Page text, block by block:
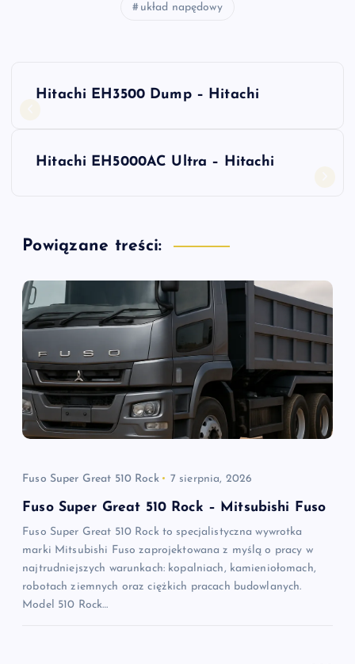
układ napędowy
N
g
a
c
a
w
p
s
u
Hitachi EH3500 Dump – Hitachi
Hitachi EH5000AC Ultra – Hitachi
Powiązane treści:
Fuso Super Great 510 Rock 7 sierpnia, 2026
Fuso Super Great 510 Rock – Mitsubishi Fuso
Fuso Super Great 510 Rock to specjalistyczna wywrotka
marki Mitsubishi Fuso zaprojektowana z myślą o pracy w
najtrudniejszych warunkach: kopalniach, kamieniołomach,
robotach ziemnych oraz ciężkich pracach budowlanych.
Model 510 Rock…